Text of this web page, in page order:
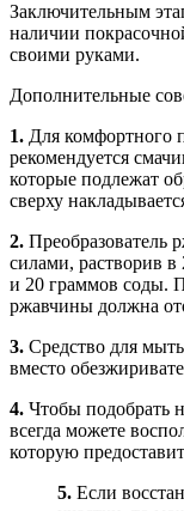
Заключительным
наличии
своими руками.
Дополнительные
1. Для комфортного
рекомендуется
которые подлежат
сверху
2. Преобразователь
силами, растворив
и 20 граммов соды.
ржавчины должна
3. Средство для
вместо
4. Чтобы подобрать
всегда можете
которую
5. Если